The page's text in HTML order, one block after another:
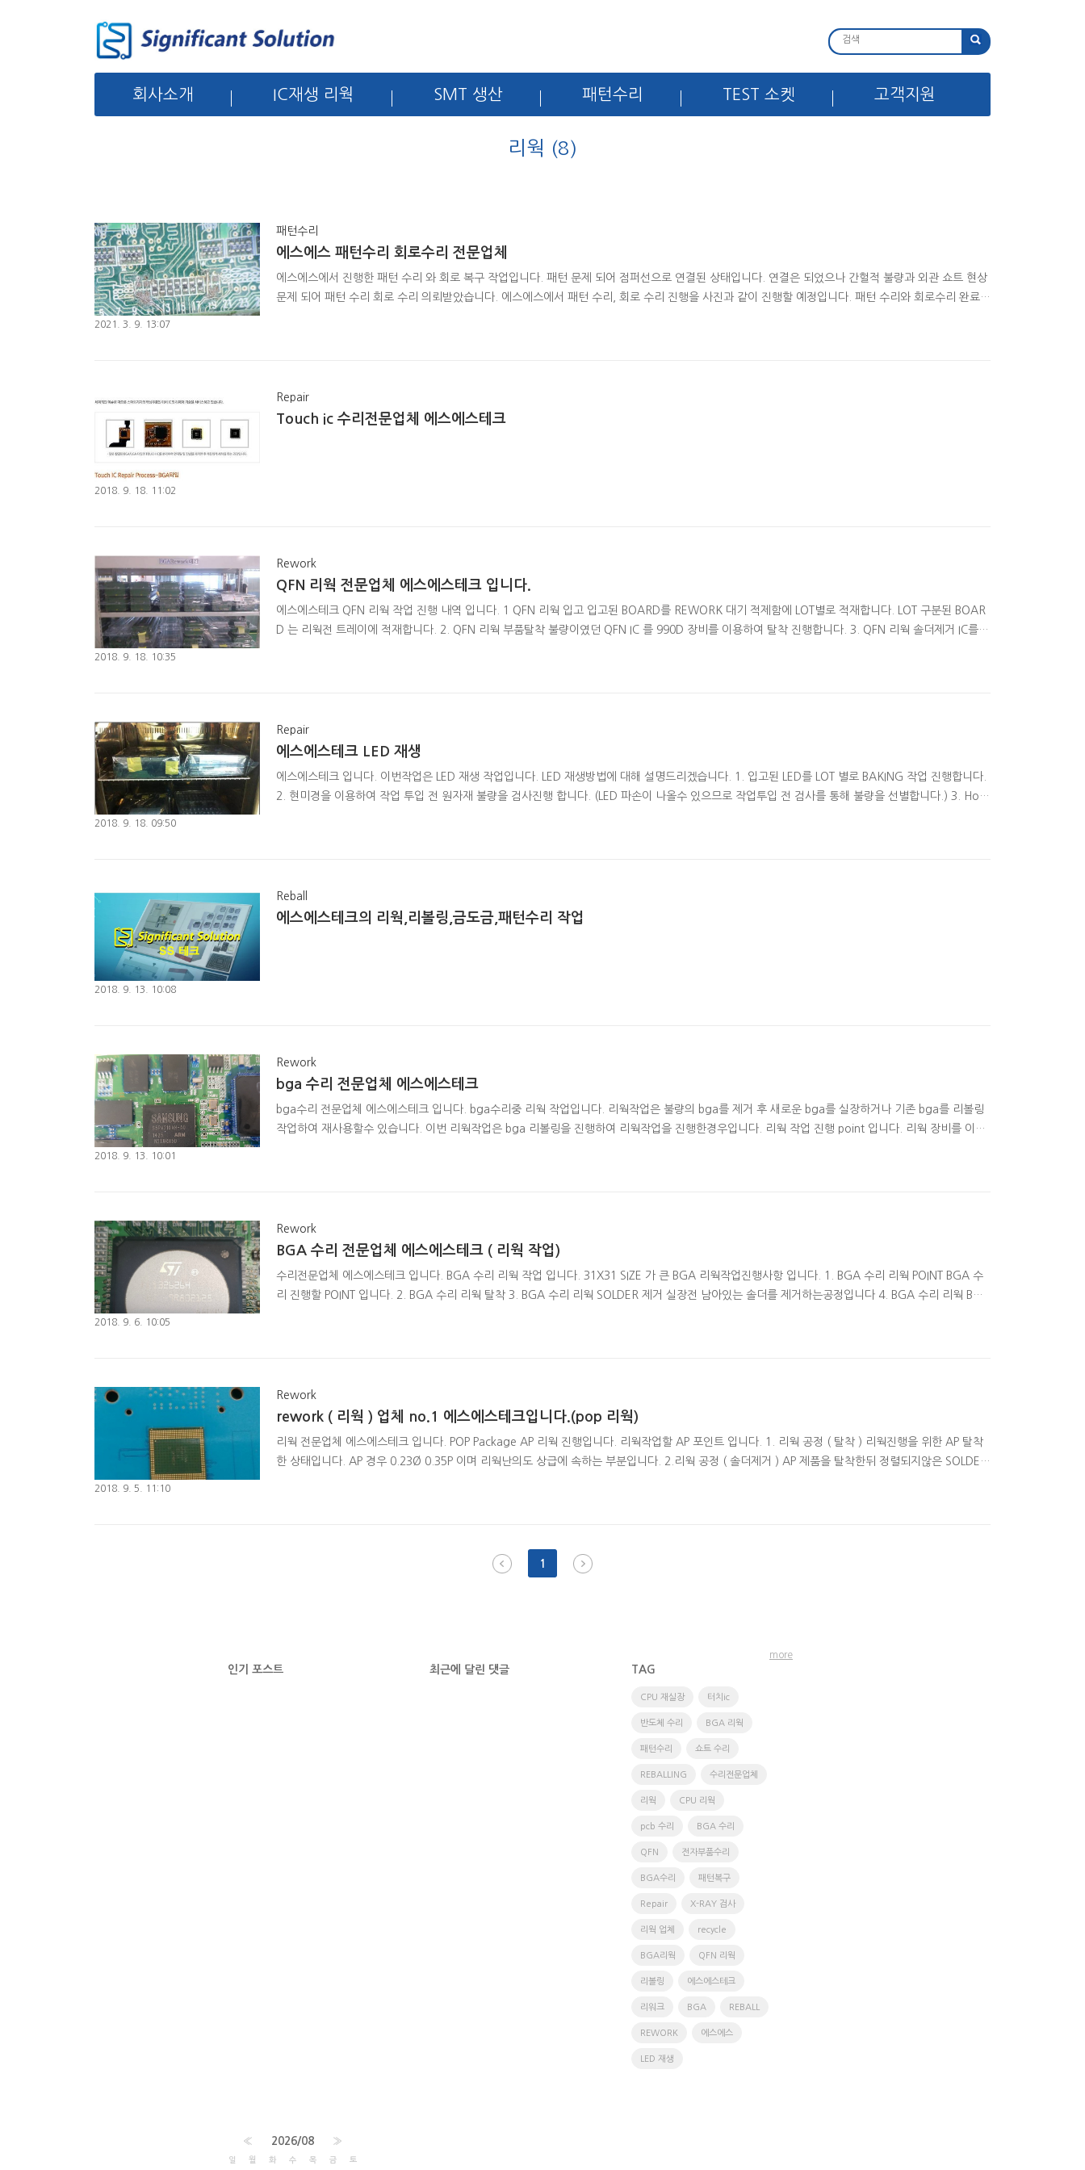
회사소개 IC재생 리웍 SMT 생산 패턴수리 TEST 소켓 고객지원
리웍 (8)
패턴수리
에스에스 패턴수리 회로수리 전문업체
에스에스에서 진행한 패턴 수리 와 회로 복구 작업입니다. 패턴 문제 되어 점퍼선으로 연결된 상태입니다. 연결은 되었으나 간헐적 불량과 외관 쇼트 현상
문제 되어 패턴 수리 회로 수리 의뢰받았습니다. 에스에스에서 패턴 수리, 회로 수리 진행을 사진과 같이 진행할 예정입니다. 패턴 수리와 회로수리 완료된
2021. 3. 9. 13:07
Repair
Touch ic 수리전문업체 에스에스테크
2018. 9. 18. 11:02
Rework
QFN 리웍 전문업체 에스에스테크 입니다.
에스에스테크 QFN 리웍 작업 진행 내역 입니다. 1 QFN 리웍 입고 입고된 BOARD를 REWORK 대기 적제함에 LOT별로 적재합니다. LOT 구분된 BOAR
D 는 리웍전 트레이에 적재합니다. 2. QFN 리웍 부품탈착 불량이였던 QFN IC 를 990D 장비를 이용하여 탈착 진행합니다. 3. QFN 리웍 솔더제거 IC를
2018. 9. 18. 10:35
Repair
에스에스테크 LED 재생
에스에스테크 입니다. 이번작업은 LED 재생 작업입니다. LED 재생방법에 대해 설명드리겠습니다. 1. 입고된 LED를 LOT 별로 BAKING 작업 진행합니다.
2. 현미경을 이용하여 작업 투입 전 원자재 불량을 검사진행 합니다. (LED 파손이 나올수 있으므로 작업투입 전 검사를 통해 불량을 선별합니다.) 3. Hotp
2018. 9. 18. 09:50
Reball
에스에스테크의 리웍,리볼링,금도금,패턴수리 작업
2018. 9. 13. 10:08
Rework
bga 수리 전문업체 에스에스테크
bga수리 전문업체 에스에스테크 입니다. bga수리중 리웍 작업입니다. 리웍작업은 불량의 bga를 제거 후 새로운 bga를 실장하거나 기존 bga를 리볼링
작업하여 재사용할수 있습니다. 이번 리웍작업은 bga 리볼링을 진행하여 리웍작업을 진행한경우입니다. 리웍 작업 진행 point 입니다. 리웍 장비를 이용
2018. 9. 13. 10:01
Rework
BGA 수리 전문업체 에스에스테크 ( 리웍 작업)
수리전문업체 에스에스테크 입니다. BGA 수리 리웍 작업 입니다. 31X31 SIZE 가 큰 BGA 리웍작업진행사항 입니다. 1. BGA 수리 리웍 POINT BGA 수
리 진행할 POINT 입니다. 2. BGA 수리 리웍 탈착 3. BGA 수리 리웍 SOLDER 제거 실장전 남아있는 솔더를 제거하는공정입니다 4. BGA 수리 리웍 BGA
2018. 9. 6. 10:05
Rework
rework ( 리웍 ) 업체 no.1 에스에스테크입니다.(pop 리웍)
리웍 전문업체 에스에스테크 입니다. POP Package AP 리웍 진행입니다. 리웍작업할 AP 포인트 입니다. 1. 리웍 공정 ( 탈착 ) 리웍진행을 위한 AP 탈착
한 상태입니다. AP 경우 0.23Ø 0.35P 이며 리웍난의도 상급에 속하는 부분입니다. 2.리웍 공정 ( 솔더제거 ) AP 제품을 탈착한뒤 정렬되지않은 SOLDER
2018. 9. 5. 11:10
1
인기 포스트 최근에 달린 댓글 TAG
CPU 재실장 터치ic
반도체 수리 BGA 리웍
패턴수리 쇼트 수리
REBALLING 수리전문업체
리웍 CPU 리웍
pcb 수리 BGA 수리
QFN 전자부품수리
BGA수리 패턴복구
Repair X-RAY 검사
리웍 업체 recycle
BGA리웍 QFN 리웍
리볼링 에스에스테크
리워크 BGA REBALL
REWORK 에스에스
LED 재생
more
« 2026/08 »
일 월 화 수 목 금 토